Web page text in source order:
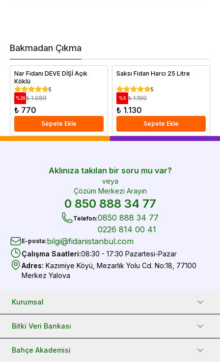
Bakmadan Çıkma
Nar Fidanı DEVE DİŞİ Açık
Köklü
5
%29 ₺ 1.080
₺ 770
Sepete Ekle
Saksı Fidan Harcı 25 Litre
5
% 5 ₺ 1.190
₺ 1.130
Sepete Ekle
Aklınıza takılan bir soru mu var?
veya
Çözüm Merkezi Arayın
0 850 888 34 77
Telefon:0850 888 34 77
0226 814 00 41
E-posta:bilgi@fidanistanbul.com
Çalışma Saatleri:08:30 - 17:30 Pazartesi-Pazar
Adres: Kazımiye Köyü, Mezarlık Yolu Cd. No:18, 77100
Merkez Yalova
Kurumsal
Bitki Veri Bankası
Bahçe Akademisi